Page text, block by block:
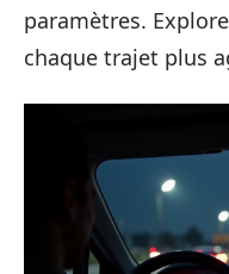
paramètres.
chaque trajet plus